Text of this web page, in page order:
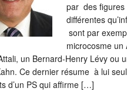
par des figures
différentes
sont par
microcosme un
un Bernard-Henry Lévy ou
Ce dernier résume à lui
d’un PS qui affirme […]